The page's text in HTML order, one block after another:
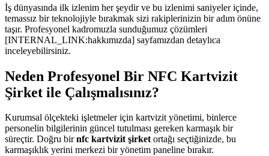
İş dünyasında ilk izlenim her şeydir ve bu izlenimi saniyeler içinde,
temassız bir teknolojiyle bırakmak sizi rakiplerinizin bir adım önüne
taşır. Profesyonel kadromuzla sunduğumuz çözümleri
[INTERNAL_LINK:hakkımızda] sayfamızdan detaylıca
inceleyebilirsiniz.
Neden Profesyonel Bir NFC Kartvizit
Şirket ile Çalışmalısınız?
Kurumsal ölçekteki işletmeler için kartvizit yönetimi, binlerce
personelin bilgilerinin güncel tutulması gereken karmaşık bir
süreçtir. Doğru birnfc kartvizit şirketortağı seçtiğinizde, bu
karmaşıklık yerini merkezi bir yönetim paneline bırakır.